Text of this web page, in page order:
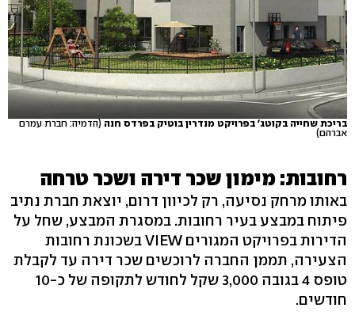
בריכת שחייה בקוטג' בפרויקט מנדרין בוטיק בפרדס חנה(הדמיה: חברת עמרם
אברהם)
רחובות: מימון שכר דירה ושכר טרחה
באותו מרחק נסיעה, רק לכיוון דרום, יוצאת חברת נתיב
פיתוח במבצע בעיר רחובות. במסגרת המבצע, שחל על
הדירות בפרויקט המגורים VIEW בשכונת רחובות
הצעירה, תממן החברה לרוכשים שכר דירה עד לקבלת
טופס 4 בגובה 3,000 שקל לחודש לתקופה של כ-10
חודשים.